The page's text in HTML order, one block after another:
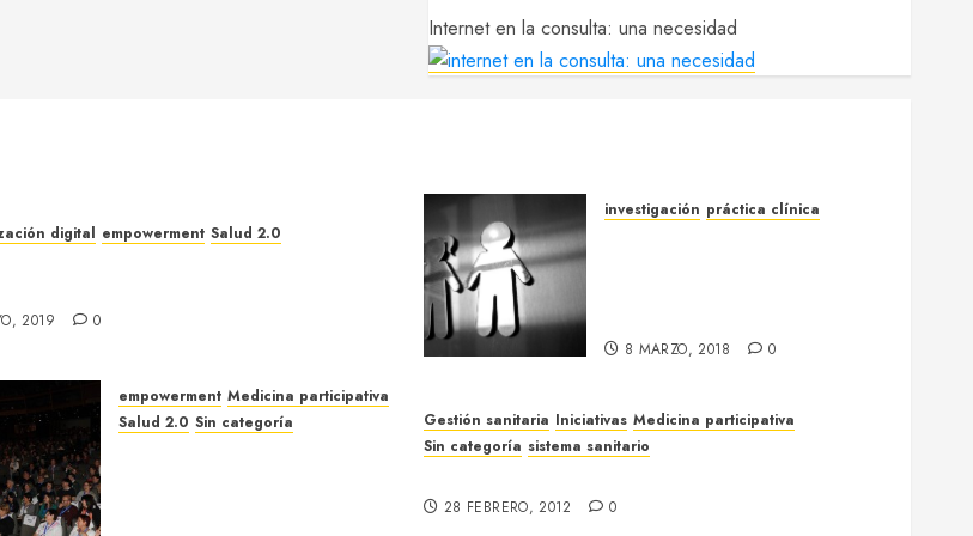
Internet en la consulta: una necesidad
digital empowerment Salud 2.0
2019 0
investigación práctica clínica
8 MARZO, 2018 0
empowerment Medicina participativa
Salud 2.0 Sin categoría Gestión sanitaria Iniciativas Medicina participativa
Sin categoría sistema sanitario
28 FEBRERO, 2012 0